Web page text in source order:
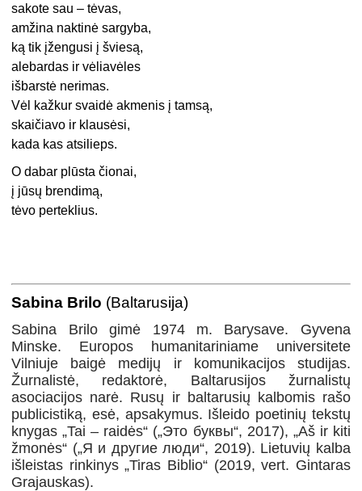
sakote sau – tėvas,
amžina naktinė sargyba,
ką tik įžengusi į šviesą,
alebardas ir vėliavėles
išbarstė nerimas.
Vėl kažkur svaidė akmenis į tamsą,
skaičiavo ir klausėsi,
kada kas atsilieps.
O dabar plūsta čionai,
į jūsų brendimą,
tėvo perteklius.
Sabina Brilo (Baltarusija)
Sabina Brilo gimė 1974 m. Barysave. Gyvena
Minske. Europos humanitariniame universitete
Vilniuje baigė medijų ir komunikacijos studijas.
Žurnalistė, redaktorė, Baltarusijos žurnalistų
asociacijos narė. Rusų ir baltarusių kalbomis rašo
publicistiką, esė, apsakymus. Išleido poetinių tekstų
knygas „Tai – raidės“ („Это буквы“, 2017), „Aš ir kiti
žmonės“ („Я и другие люди“, 2019). Lietuvių kalba
išleistas rinkinys „Tiras Biblio“ (2019, vert. Gintaras
Grajauskas).